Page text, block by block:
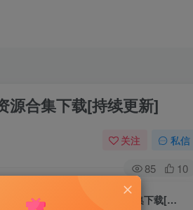
源合集下载[持续更新]
关注 私信
85 10
小优优子（小U优优子） 微密圈 秘语空间 最新写真资源合集下载[持续更新]